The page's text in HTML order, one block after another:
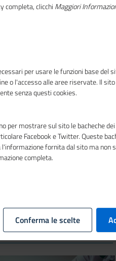
Pilot:
sul nuovo
europea
completa, clicchi Maggiori
per usare le funzioni base del
o l'accesso alle aree riservate. Il
senza questi cookies.
per mostrare sul sito le bacheche
Facebook e Twitter. Queste
l'informazione fornita dal sito ma non
completa.
Conferma le scelte